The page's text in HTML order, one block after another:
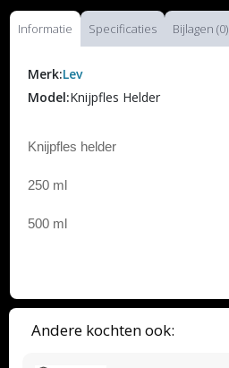
Andere kochten ook:
Informatie Specificaties Bijlagen (0)
Merk:Lev
Model:Knijpfles Helder
Knijpfles helder
250 ml
500 ml